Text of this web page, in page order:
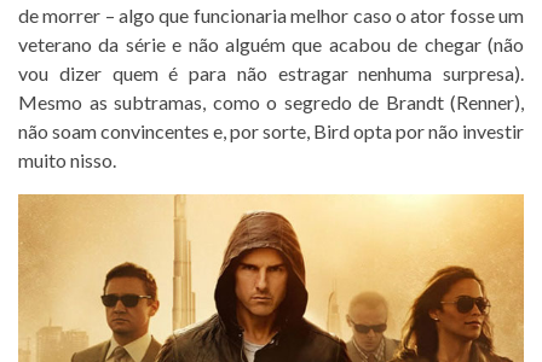
de morrer – algo que funcionaria melhor caso o ator fosse um
veterano da série e não alguém que acabou de chegar (não
vou dizer quem é para não estragar nenhuma surpresa).
Mesmo as subtramas, como o segredo de Brandt (Renner),
não soam convincentes e, por sorte, Bird opta por não investir
muito nisso.